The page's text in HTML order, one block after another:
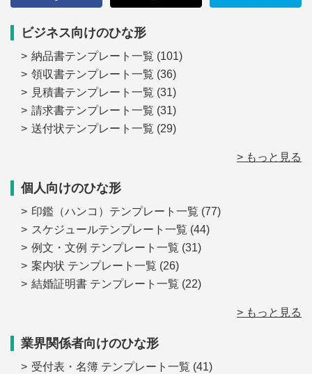
ビジネス向けのひな形
納品書テンプレート一覧 (101)
領収書テンプレート一覧 (36)
見積書テンプレート一覧 (31)
請求書テンプレート一覧 (31)
送付状テンプレート一覧 (29)
> もっと見る
個人向けのひな形
印鑑（ハンコ）テンプレート一覧 (77)
スケジュールテンプレート一覧 (44)
例文・文例 テンプレート一覧 (31)
案内状 テンプレート一覧 (26)
結婚証明書 テンプレート一覧 (22)
> もっと見る
業界関係者向けのひな形
受付表・名簿 テンプレート一覧 (41)